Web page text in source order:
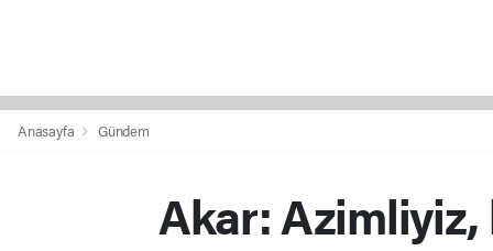
Anasayfa Gündem
Akar: Azimliyiz,